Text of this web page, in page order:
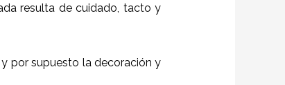
resulta de cuidado, tacto y
por supuesto la decoración y